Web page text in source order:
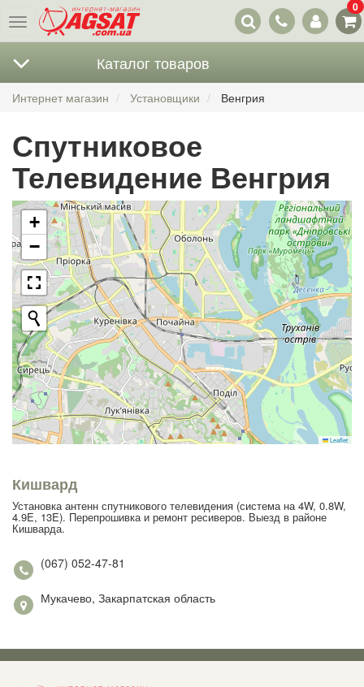
Меню
Наши
контакты
0
Каталог товаров
Интернет магазин Установщики Венгрия
Спутниковое
Телевидение Венгрия
+
−
Leaflet
Кишвард
Установка антенн спутникового телевидения (система на 4W, 0.8W,
4.9E, 13E). Перепрошивка и ремонт ресиверов. Выезд в районе
Кишварда.
(067) 052-47-81
Мукачево, Закарпатская область